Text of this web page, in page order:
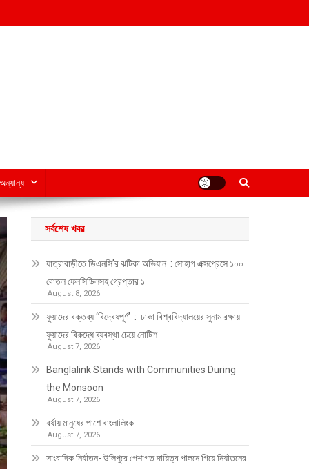
অন্যান্য
সর্বশেষ খবর
যাত্রাবাড়ীতে ডিএনসি’র ঝটিকা অভিযান : সোহাগ এক্সপ্রেসে ১০০
বোতল ফেনসিডিলসহ গ্রেপ্তার ১
August 8, 2026
ফুয়াদের বক্তব্য ‘বিদ্বেষপূর্ণ’ : ঢাকা বিশ্ববিদ্যালয়ের সুনাম রক্ষায়
ফুয়াদের বিরুদ্ধে ব্যবস্থা চেয়ে নোটিশ
August 7, 2026
Banglalink Stands with Communities During
the Monsoon
August 7, 2026
বর্ষায় মানুষের পাশে বাংলালিংক
August 7, 2026
সাংবাদিক নির্যাতন- উলিপুরে পেশাগত দায়িত্ব পালনে গিয়ে নির্যাতনের